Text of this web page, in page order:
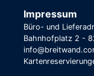
Impressum
Büro- und
Bahnhofplatz 2 -